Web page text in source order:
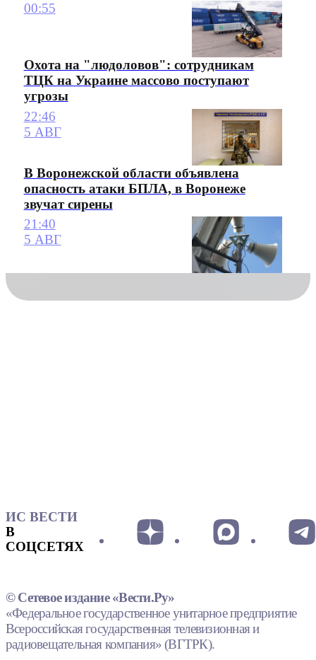
00:55
Охота на "людоловов": сотрудникам
ТЦК на Украине массово поступают
угрозы
22:46
5 АВГ
В Воронежской области объявлена
опасность атаки БПЛА, в Воронеже
звучат сирены
21:40
5 АВГ
ИС ВЕСТИ
В
СОЦСЕТЯХ
© Сетевое издание «Вести.Ру»
«Федеральное государственное унитарное предприятие
Всероссийская государственная телевизионная и
радиовещательная компания» (ВГТРК).